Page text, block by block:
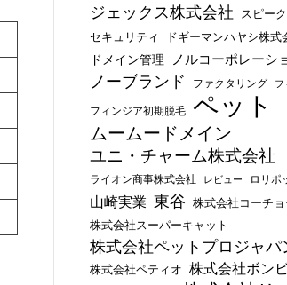
ジェックス株式会社 スピー
セキュリティ ドギーマンハヤシ株式
ドメイン管理 ノルコーポレーシ
ノーブランド ファクタリング フ
フィンジア初期脱毛 ペット
ムームードメイン
ユニ・チャーム株式会社
ライオン商事株式会社 レビュー ロリポ
山崎実業 東谷 株式会社コーチ
株式会社スーパーキャット
株式会社ペットプロジャパ
株式会社ペティオ 株式会社ボン